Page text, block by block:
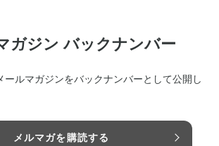
ガジン バックナンバー
ールマガジンをバックナンバーとして公開し
メルマガを購読する